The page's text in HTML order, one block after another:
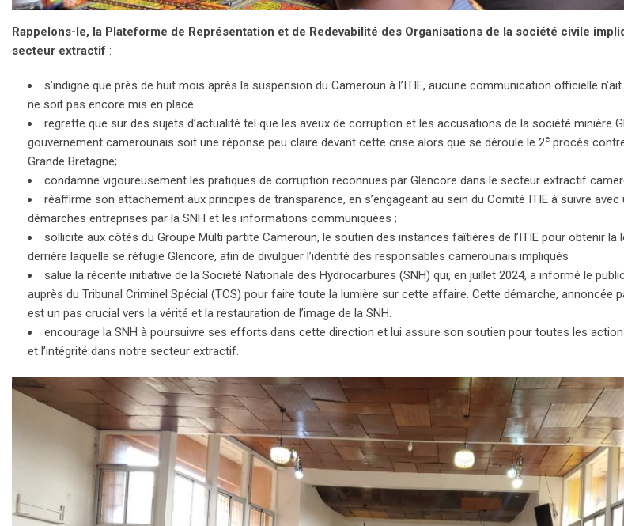
Rappelons-le, la Plateforme de Représentation et de Redevabilité des Organisations de la société civile
secteur extractif :
s’indigne que près de huit mois après la suspension du Cameroun à l’ITIE, aucune communication officielle
ne soit pas encore mis en place
regrette que sur des sujets d’actualité tel que les aveux de corruption et les accusations de la société minière
gouvernement camerounais soit une réponse peu claire devant cette crise alors que se déroule le 2e procès
Grande Bretagne;
condamne vigoureusement les pratiques de corruption reconnues par Glencore dans le secteur extractif
réaffirme son attachement aux principes de transparence, en s’engageant au sein du Comité ITIE à suivre
démarches entreprises par la SNH et les informations communiquées ;
sollicite aux côtés du Groupe Multi partite Cameroun, le soutien des instances faîtières de l’ITIE pour obtenir la
derrière laquelle se réfugie Glencore, afin de divulguer l’identité des responsables camerounais impliqués
salue la récente initiative de la Société Nationale des Hydrocarbures (SNH) qui, en juillet 2024, a informé le
auprès du Tribunal Criminel Spécial (TCS) pour faire toute la lumière sur cette affaire. Cette démarche, annoncée
est un pas crucial vers la vérité et la restauration de l’image de la SNH.
encourage la SNH à poursuivre ses efforts dans cette direction et lui assure son soutien pour toutes les
et l’intégrité dans notre secteur extractif.